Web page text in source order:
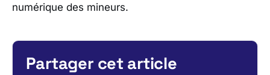
numérique des mineurs.
Partager cet article